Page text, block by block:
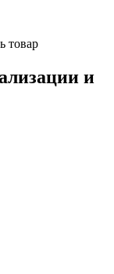
товар
и